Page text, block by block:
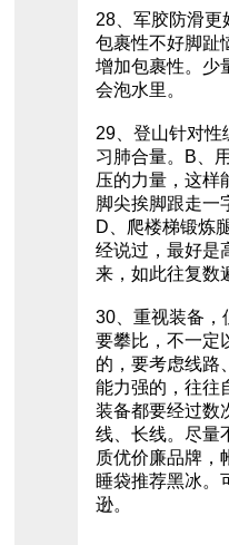
28、军胶防滑更
包裹性不好脚趾
增加包裹性。少
会泡水里。
29、登山针对性
习肺合量。B、
压的力量，这样
脚尖挨脚跟走一
D、爬楼梯锻炼
经说过，最好是
来，如此往复数
30、重视装备，
要攀比，不一定
的，要考虑线路
能力强的，往往
装备都要经过数
线、长线。尽量
质优价廉品牌，
睡袋推荐黑冰。
逊。